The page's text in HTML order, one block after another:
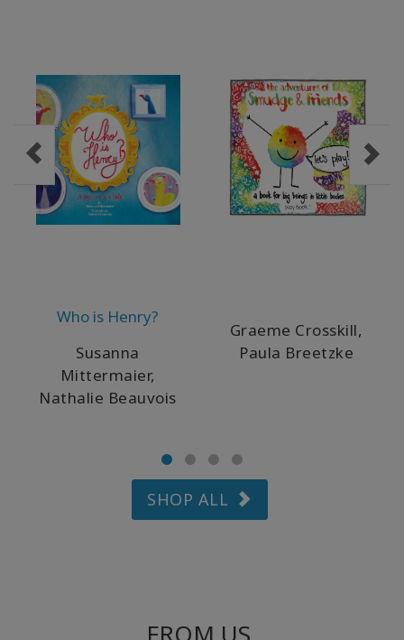
Who is Henry?
Susanna
Mittermaier,
Nathalie Beauvois
Graeme Crosskill,
Paula Breetzke
SHOP ALL